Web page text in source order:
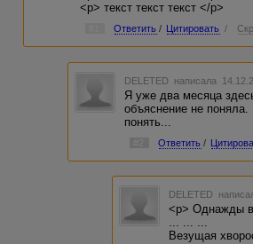
<p> текст текст текст </p>
Ответить / Цитировать /
DELETED написала
Я уже два месяца
объяснение не
понять...
Ответить /
DELETED
<p> Однажды
... ... ...
Везущая